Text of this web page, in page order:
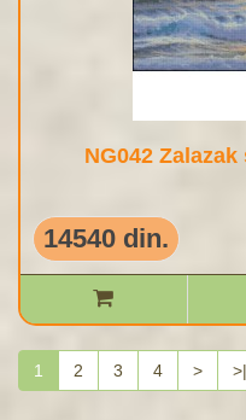
NG042
14540 din.
1 2 3 4 >
>|